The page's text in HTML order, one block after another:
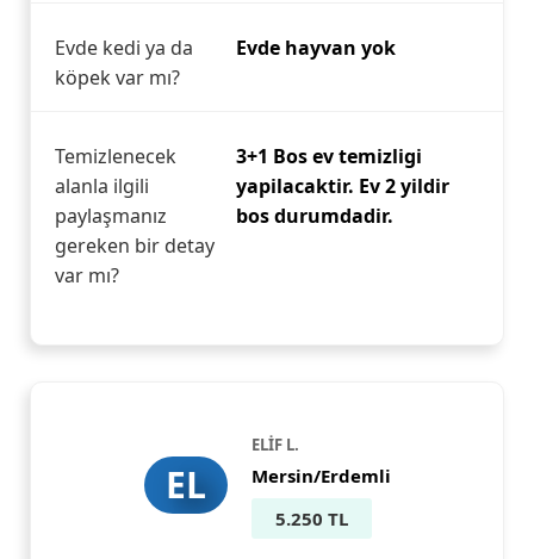
Evde kedi ya da
köpek var mı?
Evde hayvan yok
Temizlenecek
alanla ilgili
paylaşmanız
gereken bir detay
var mı?
3+1 Bos ev temizligi
yapilacaktir. Ev 2 yildir
bos durumdadir.
EL
ELİF L.
Mersin/Erdemli
5.250 TL